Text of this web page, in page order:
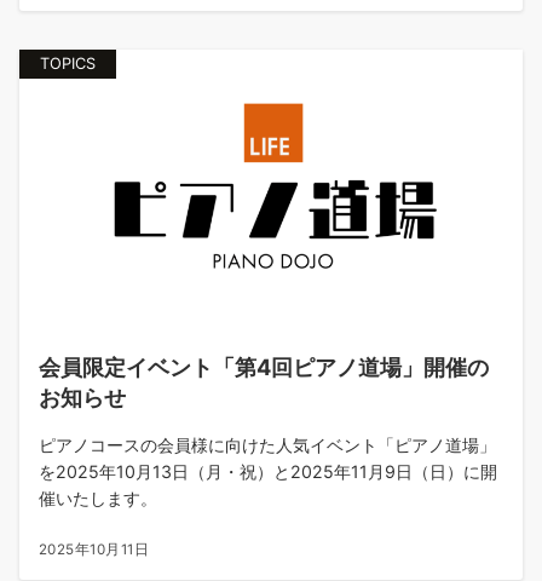
TOPICS
会員限定イベント「第4回ピアノ道場」開催の
お知らせ
ピアノコースの会員様に向けた人気イベント「ピアノ道場」
を2025年10月13日（月・祝）と2025年11月9日（日）に開
催いたします。
2025年10月11日